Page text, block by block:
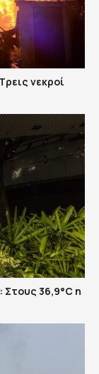
νεκροί
Στους 36,9°C η